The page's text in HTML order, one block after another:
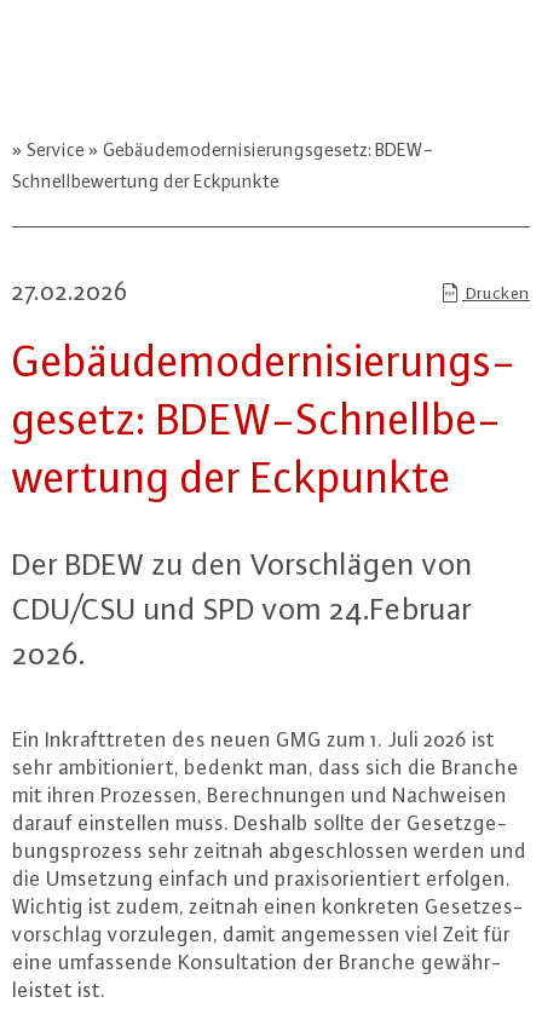
Service
Gebäudemodernisierungsgesetz: BDEW-
Schnellbewertung der Eckpunkte
27.02.2026 Drucken
Ge­bäu­de­mo­der­ni­sie­rungs­
ge­setz: BDEW-Schnell­be­
wer­tung der Eckpunkte
Der BDEW zu den Vor­schlä­gen von
CDU/CSU und SPD vom 24.​Februar
2026.
Ein In­kraft­tre­ten des neuen GMG zum 1. Juli 2026 ist
sehr am­bi­tio­niert, bedenkt man, dass sich die Branche
mit ihren Prozessen, Be­rech­nun­gen und Nach­wei­sen
darauf ein­stel­len muss. Deshalb sollte der Ge­setz­ge­
bungs­pro­zess sehr zeitnah ab­ge­schlos­sen werden und
die Umsetzung einfach und pra­xis­ori­en­tiert erfolgen.
Wichtig ist zudem, zeitnah einen konkreten Ge­set­zes­
vor­schlag vor­zu­le­gen, damit an­ge­mes­sen viel Zeit für
eine um­fas­sen­de Kon­sul­ta­ti­on der Branche ge­währ­
leis­tet ist.